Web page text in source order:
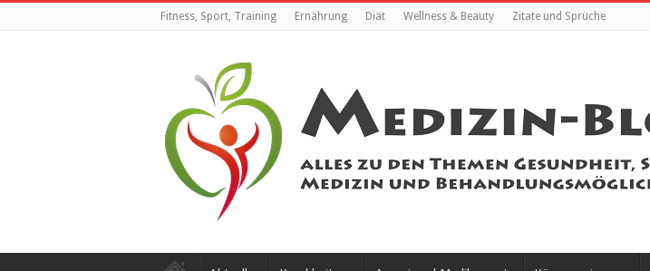
Fitness, Sport, Training Ernährung Diät Wellness & Beauty Zitate und Sprüche